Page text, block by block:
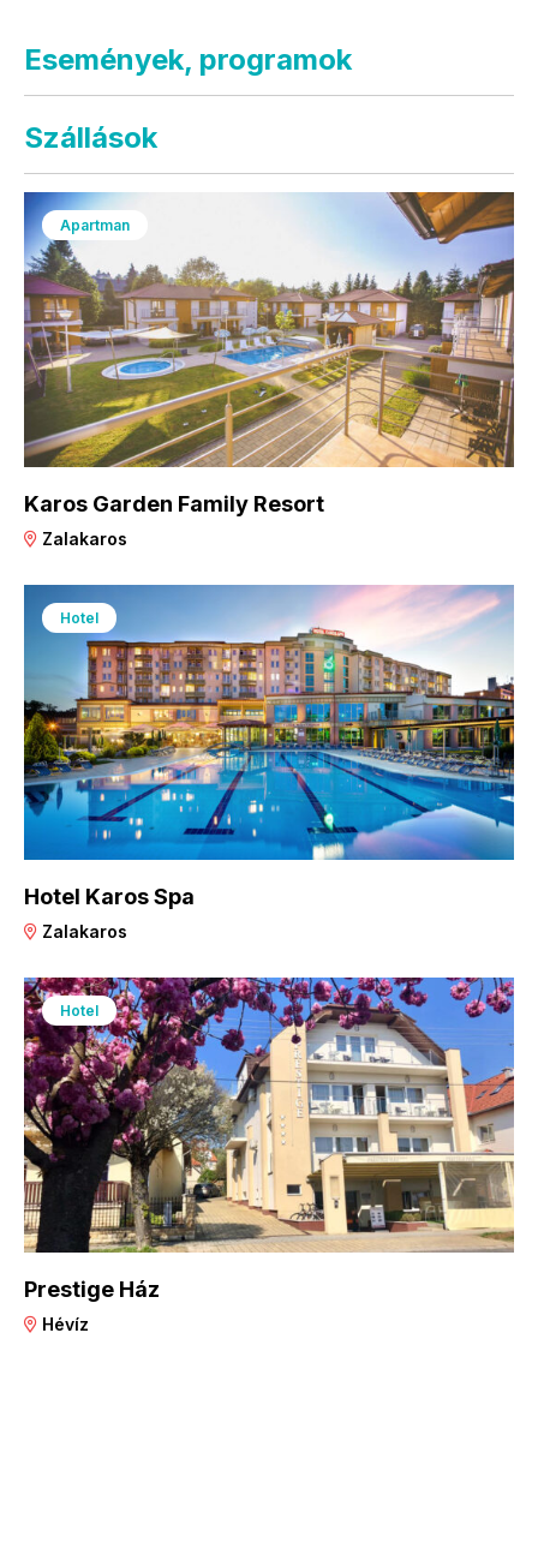
Események, programok
Szállások
Apartman
Karos Garden Family Resort
Zalakaros
Hotel
Hotel Karos Spa
Zalakaros
Hotel
Prestige Ház
Hévíz